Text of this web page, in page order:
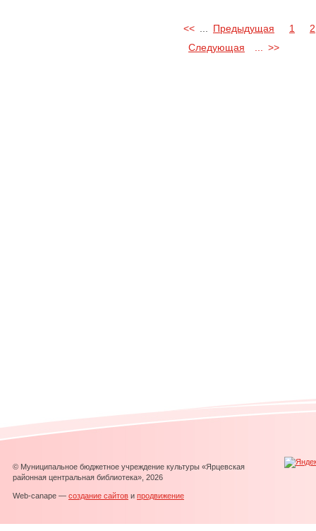
<< Предыдущая 1
2
Следующая
>>
© Муниципальное бюджетное учреждение культуры «Ярцевская
районная центральная библиотека», 2026
Web-canape — создание сайтов и продвижение